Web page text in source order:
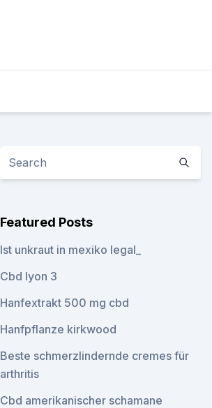
Featured Posts
Ist unkraut in mexiko legal_
Cbd lyon 3
Hanfextrakt 500 mg cbd
Hanfpflanze kirkwood
Beste schmerzlindernde cremes für
arthritis
Cbd amerikanischer schamane